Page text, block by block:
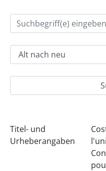
Titel- und
Urheberangaben